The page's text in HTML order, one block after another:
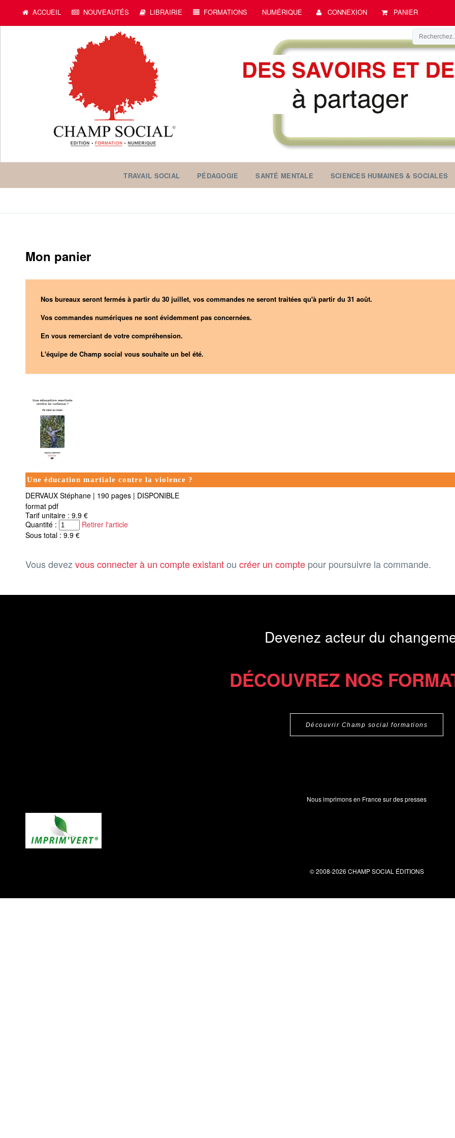
ACCUEIL NOUVEAUTÉS LIBRAIRIE FORMATIONS NUMÉRIQUE CONNEXION PANIER
TRAVAIL SOCIAL PÉDAGOGIE SANTÉ MENTALE SCIENCES HUMAINES & SOCIALES
Mon panier
Nos bureaux seront fermés à partir du 30 juillet, vos commandes ne seront traitées qu'à partir du 31 août.
Vos commandes numériques ne sont évidemment pas concernées.
En vous remerciant de votre compréhension.
L'équipe de Champ social vous souhaite un bel été.
Une éducation martiale contre la violence ?
DERVAUX Stéphane | 190 pages | DISPONIBLE
format pdf
Tarif unitaire : 9.9 €
Quantité :
Retirer l'article
Sous total : 9.9 €
Vous devezvous connecter à un compte existantou créer un compte pour poursuivre la commande.
Devenez acteur du
DÉCOUVREZ NOS
Découvrir Champ social formations
Nous imprimons en France sur des presses
© 2008-2026 CHAMP SOCIAL ÉDITIONS